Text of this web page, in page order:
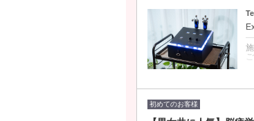
初めてのお客様